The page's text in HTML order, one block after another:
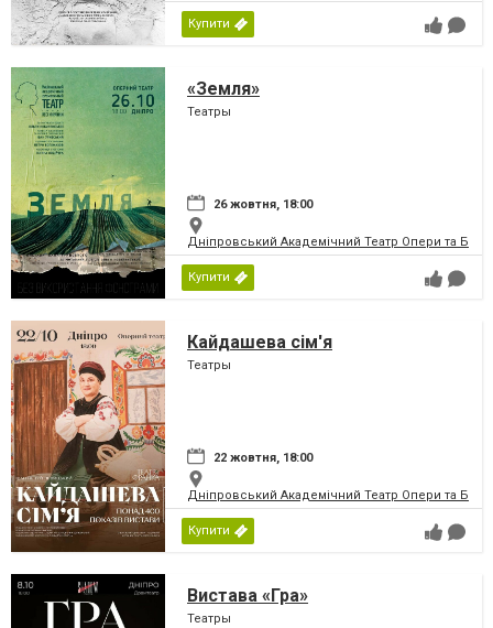
Купити
«Земля»
Театры
26 жовтня, 18:00
Дніпровський Академічний Театр Опери та
Купити
Кайдашева сім'я
Театры
22 жовтня, 18:00
Дніпровський Академічний Театр Опери та
Купити
Вистава «Гра»
Театры